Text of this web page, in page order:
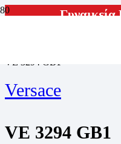
VE 3294 GB1
Versace
VE 3294 GB1